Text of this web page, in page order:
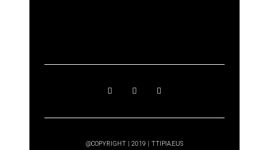
@COPYRIGHT | 2019 | TTIPIA.EUS